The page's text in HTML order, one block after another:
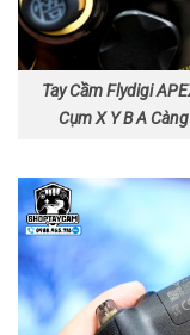
Tay Cầm Flydigi
Cụm X Y B A